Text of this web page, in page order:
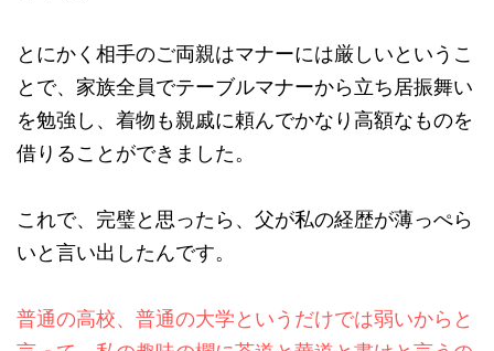
とにかく相手のご両親はマナーには厳しいというこ
とで、家族全員でテーブルマナーから立ち居振舞い
を勉強し、着物も親戚に頼んでかなり高額なものを
借りることができました。
これで、完璧と思ったら、父が私の経歴が薄っぺら
いと言い出したんです。
普通の高校、普通の大学というだけでは弱いからと